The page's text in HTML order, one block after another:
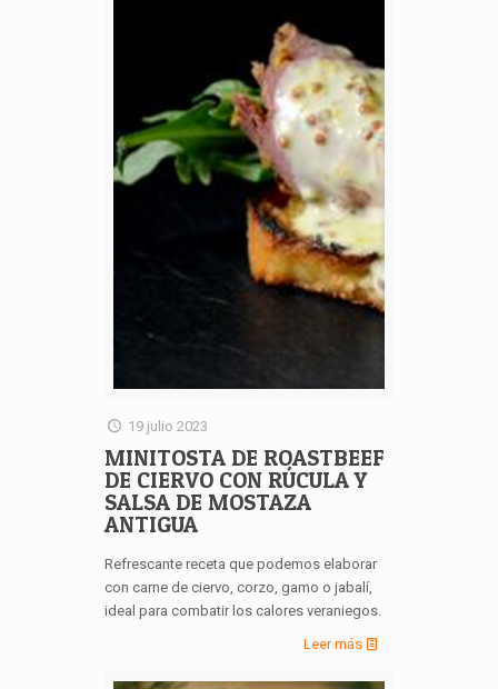
19 julio 2023
MINITOSTA DE ROASTBEEF
DE CIERVO CON RÚCULA Y
SALSA DE MOSTAZA
ANTIGUA
Refrescante receta que podemos elaborar
con carne de ciervo, corzo, gamo o jabalí,
ideal para combatir los calores veraniegos.
Leer más